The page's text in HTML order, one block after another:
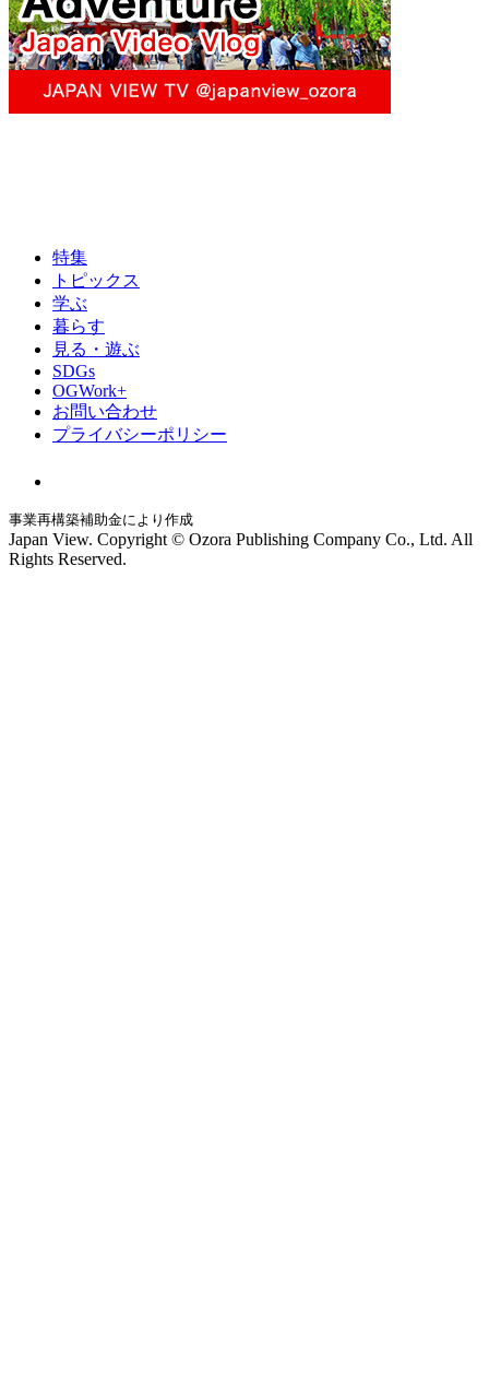
特集
トピックス
学ぶ
暮らす
見る・遊ぶ
SDGs
OGWork+
お問い合わせ
プライバシーポリシー
事業再構築補助金により作成
Japan View. Copyright © Ozora Publishing Company Co., Ltd. All
Rights Reserved.